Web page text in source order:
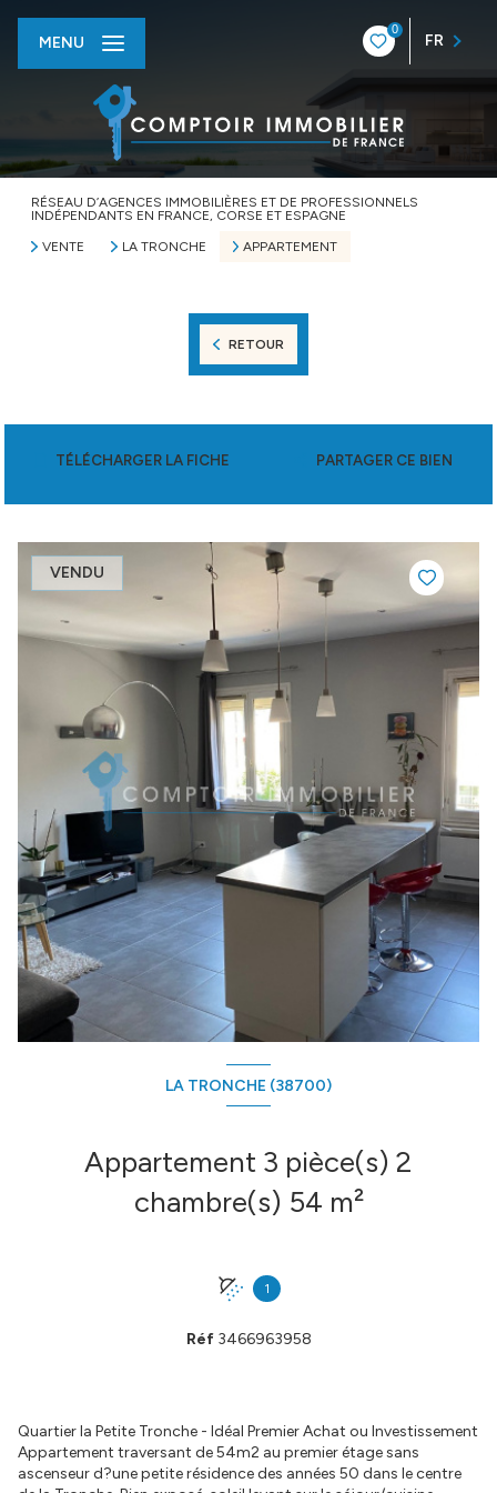
0
FR
MENU
RÉSEAU D’AGENCES IMMOBILIÈRES ET DE PROFESSIONNELS
INDÉPENDANTS EN FRANCE, CORSE ET ESPAGNE
VENTE
LA TRONCHE APPARTEMENT
RETOUR
TÉLÉCHARGER LA FICHE PARTAGER CE BIEN
VENDU
LA TRONCHE (38700)
Appartement 3 pièce(s) 2
chambre(s) 54 m²
1
Réf 3466963958
Quartier la Petite Tronche - Idéal Premier Achat ou Investissement
Appartement traversant de 54m2 au premier étage sans
ascenseur d?une petite résidence des années 50 dans le centre